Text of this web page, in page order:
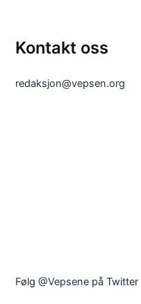
Kontakt oss
redaksjon@vepsen.org
Følg @Vepsene på Twitter